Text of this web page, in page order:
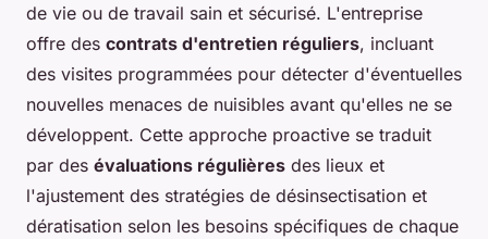
de vie ou de travail sain et sécurisé. L'entreprise
offre des contrats d'entretien réguliers, incluant
des visites programmées pour détecter d'éventuelles
nouvelles menaces de nuisibles avant qu'elles ne se
développent. Cette approche proactive se traduit
par des évaluations régulières des lieux et
l'ajustement des stratégies de désinsectisation et
dératisation selon les besoins spécifiques de chaque